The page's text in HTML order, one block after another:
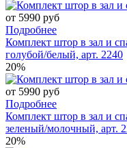
от 5990 руб
Подробнее
Комплект штор в зал и
голубой/белый, арт. 2240
20%
от 5990 руб
Подробнее
Комплект штор в зал и
зеленый/молочный, арт.
20%